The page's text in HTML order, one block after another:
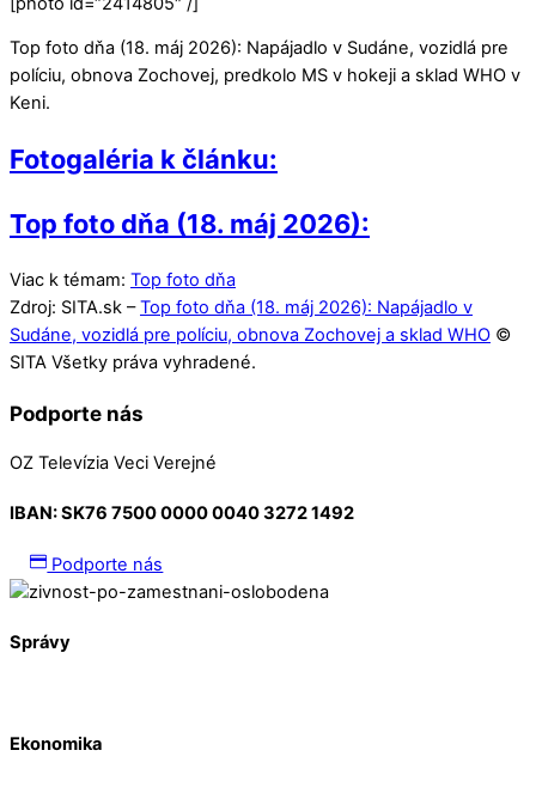
Top foto dňa (18. máj 2026): Napájadlo v Sudáne, vozidlá pre
políciu, obnova Zochovej, predkolo MS v hokeji a sklad WHO v
Keni.
Fotogaléria k článku:
Top foto dňa (18. máj 2026):
Viac k témam: Top foto dňa
Zdroj: SITA.sk –Top foto dňa (18. máj 2026): Napájadlo v
Sudáne, vozidlá pre políciu, obnova Zochovej a sklad WHO ©
SITA Všetky práva vyhradené.
Podporte nás
OZ Televízia Veci Verejné
IBAN:SK76 7500 0000 0040 3272 1492
Podporte nás
Správy
Ekonomika